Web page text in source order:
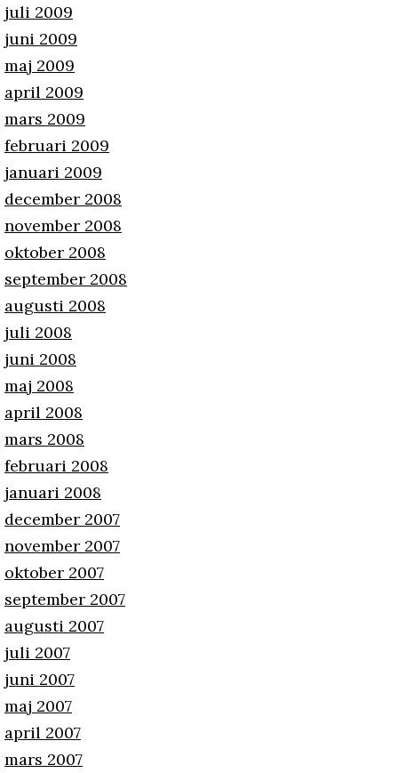
juli 2009
juni 2009
maj 2009
april 2009
mars 2009
februari 2009
januari 2009
december 2008
november 2008
oktober 2008
september 2008
augusti 2008
juli 2008
juni 2008
maj 2008
april 2008
mars 2008
februari 2008
januari 2008
december 2007
november 2007
oktober 2007
september 2007
augusti 2007
juli 2007
juni 2007
maj 2007
april 2007
mars 2007